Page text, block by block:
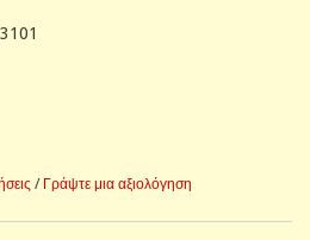
/ Γράψτε μια αξιολόγηση